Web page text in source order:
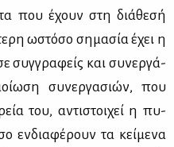
που έχουν στη διά­θε­σή
ωστό­σο ση­μα­σία έχει η
συγ­γρα­φείς και συ­νερ­γά­
συ­νερ­γα­σιών, που
του, αντι­στοι­χεί η πυ­
εν­δια­φέ­ρουν τα κεί­με­να